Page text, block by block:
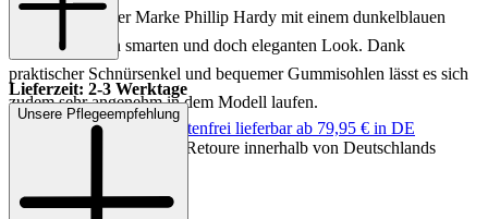
Herrenschuhe der Marke Phillip Hardy mit einem dunkelblauen
Anzug für einen smarten und doch eleganten Look. Dank
praktischer Schnürsenkel und bequemer Gummisohlen lässt es sich
zudem sehr angenehm in dem Modell laufen.
Lieferzeit: 2-3 Werktage
Keine Versandkosten:
kostenfrei lieferbar ab 79,95 € in DE
Einfache und Kostenlose Retoure innerhalb von Deutschlands
Unsere Pflegeempfehlung